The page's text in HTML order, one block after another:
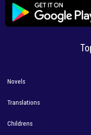
Novels
Translations
Childrens